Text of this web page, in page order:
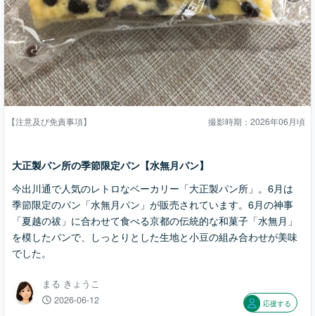
【注意及び免責事項】 撮影時期：2026年06月頃
大正製パン所の季節限定パン【水無月パン】
今出川通で人気のレトロなベーカリー「大正製パン所」。6月は
季節限定のパン「水無月パン」が販売されています。6月の神事
「夏越の祓」に合わせて食べる京都の伝統的な和菓子「水無月」
を模したパンで、しっとりとした生地と小豆の組み合わせが美味
でした。
まる きょうこ
2026-06-12 応援する